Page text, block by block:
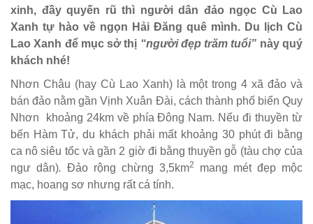
xinh, đầy quyến rũ thì người dân đảo ngọc Cù Lao
Xanh tự hào về ngọn Hải Đăng quê mình. Du lịch Cù
Lao Xanh để mục sở thị “người đẹp trăm tuổi” này quý
khách nhé!
Nhơn Châu (hay Cù Lao Xanh) là một trong 4 xã đảo và
bán đảo nằm gần Vịnh Xuân Đài, cách thành phố biển Quy
Nhơn khoảng 24km về phía Đông Nam. Nếu đi thuyền từ
bến Hàm Tử, du khách phải mất khoảng 30 phút đi bằng
ca nô siêu tốc và gần 2 giờ đi bằng thuyền gỗ (tàu chợ của
ngư dân). Đảo rộng chừng 3,5km2
mang mét đẹp mộc
mạc, hoang sơ nhưng rất cá tính.